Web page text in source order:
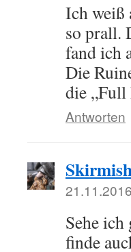
Ich weiß
so prall.
fand ich
Die
die
Antworten
Sehe
finde